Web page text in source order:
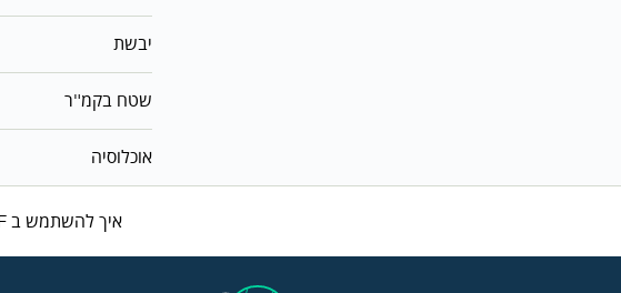
יבשת
שטח בקמ"ר
אוכלוסיה
איך להשתמש ב QCONF על מנת לעשות שיחות ועידה ב